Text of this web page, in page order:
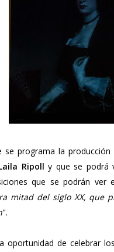
se programa la
Ripoll y que se podrá
que se podrán ver
mitad del siglo XX, que
".
oportunidad de celebrar